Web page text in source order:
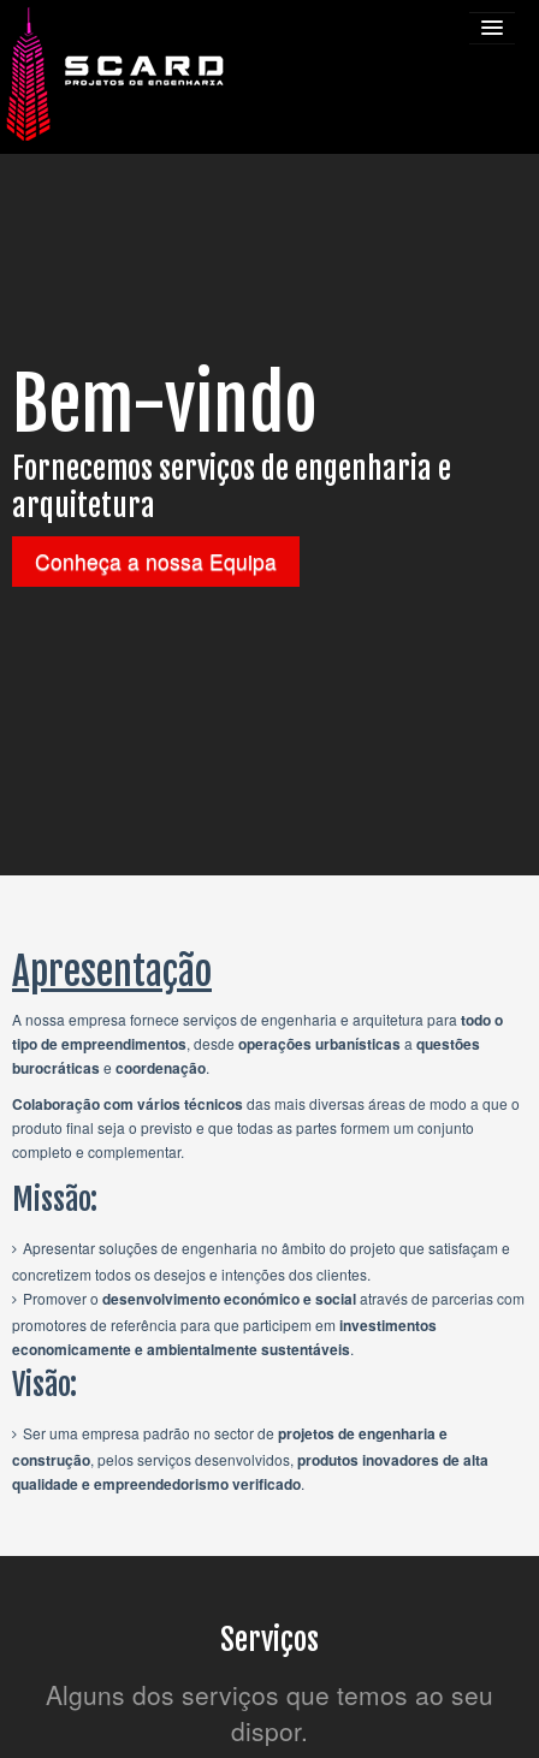
CONTACTOS
Bem-vindo
Fornecemos serviços de engenharia e
arquitetura
Conheça a nossa Equipa
Apresentação
A nossa empresa fornece serviços de engenharia e arquitetura para todo o
tipo de empreendimentos, desde operações urbanísticasa questões
burocráticase coordenação.
Colaboração com vários técnicosdas mais diversas áreas de modo a que o
produto final seja o previsto e que todas as partes formem um conjunto
completo e complementar.
Missão:
Apresentar soluções de engenharia no âmbito do projeto que satisfaçam e
concretizem todos os desejos e intenções dos clientes.
Promover o desenvolvimento económico e socialatravés de parcerias com
promotores de referência para que participem em investimentos
economicamente e ambientalmente sustentáveis.
Visão:
Ser uma empresa padrão no sector de projetos de engenharia e
construção, pelos serviços desenvolvidos, produtos inovadores de alta
qualidade e empreendedorismo verificado.
Serviços
Alguns dos serviços que temos ao seu
dispor.